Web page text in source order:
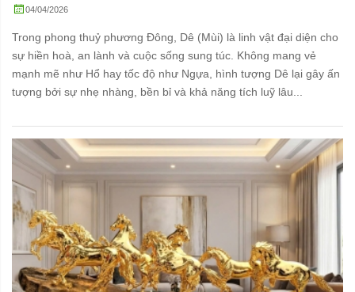
04/04/2026
Trong phong thuỷ phương Đông, Dê (Mùi) là linh vật đại diện cho
sự hiền hoà, an lành và cuộc sống sung túc. Không mang vẻ
mạnh mẽ như Hổ hay tốc độ như Ngựa, hình tượng Dê lại gây ấn
tượng bởi sự nhẹ nhàng, bền bỉ và khả năng tích luỹ lâu...